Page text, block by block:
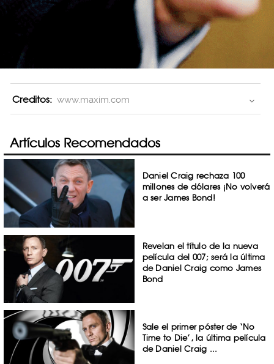
Creditos: www.maxim.com
Artículos Recomendados
Daniel Craig rechaza 100
millones de dólares ¡No volverá
a ser James Bond!
Revelan el título de la nueva
película del 007; será la última
de Daniel Craig como James
Bond
Sale el primer póster de ‘No
Time to Die’, la última película
de Daniel Craig ...